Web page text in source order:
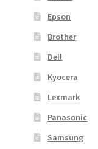
Epson
Brother
Dell
Kyocera
Lexmark
Panasonic
Samsung